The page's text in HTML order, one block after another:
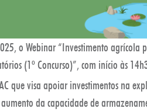
o Webinar “Investimento agrícola
(1º Concurso)”, com início às
que visa apoiar investimentos na
da capacidade de